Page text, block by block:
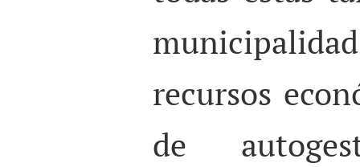
recursos
de